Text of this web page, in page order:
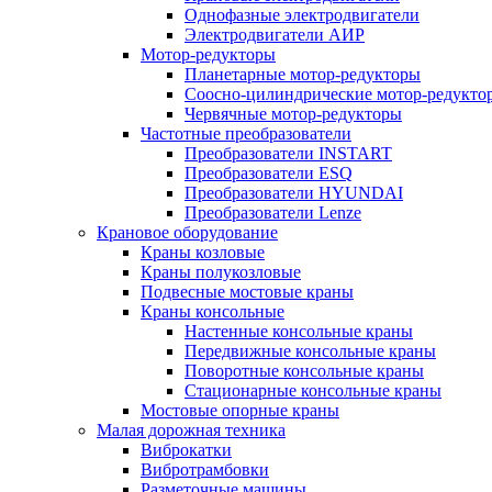
Однофазные электродвигатели
Электродвигатели АИР
Мотор-редукторы
Планетарные мотор-редукторы
Соосно-цилиндрические мотор-
Червячные мотор-редукторы
Частотные преобразователи
Преобразователи INSTART
Преобразователи ESQ
Преобразователи HYUNDAI
Преобразователи Lenze
Крановое оборудование
Краны козловые
Краны полукозловые
Подвесные мостовые краны
Краны консольные
Настенные консольные краны
Передвижные консольные краны
Поворотные консольные краны
Стационарные консольные краны
Мостовые опорные краны
Малая дорожная техника
Виброкатки
Вибротрамбовки